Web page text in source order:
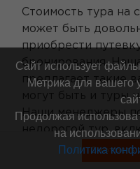
Стоимость тура на
может быть
приобрести
бронирования.
предлагает такие
могут быть и туры
Наши менеджеры
недорогой тур,
и экскурсии.Смотреть
Сайт использует
Метрика для вашего
Продолжая
на
Политика